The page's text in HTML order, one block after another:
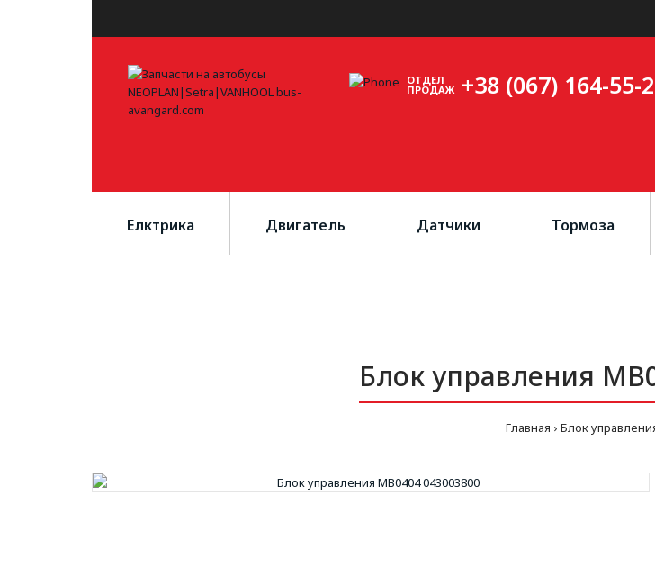
ОТДЕЛ
ПРОДАЖ +38 (067) 164-55-
Елктрика Двигатель Датчики Тормоза
Блок управления
Главная Блок